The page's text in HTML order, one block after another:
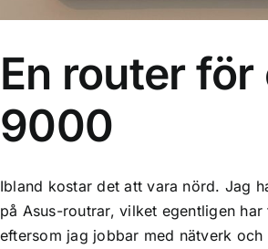
En router för
9000
Ibland kostar det att vara nörd. Jag
på Asus-routrar, vilket egentligen
eftersom jag jobbar med nätverk